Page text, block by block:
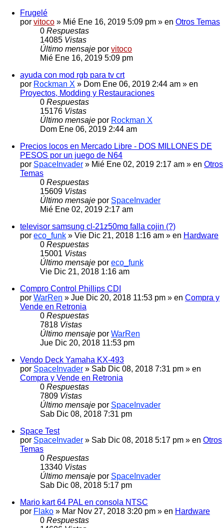
Frugelé
por vitoco » Mié Ene 16, 2019 5:09 pm » en Otros Temas
0 Respuestas
14085 Vistas
Último mensaje por vitoco
Mié Ene 16, 2019 5:09 pm
ayuda con mod rgb para tv crt
por Rockman X » Dom Ene 06, 2019 2:44 am » en
Proyectos, Modding y Restauraciones
0 Respuestas
15176 Vistas
Último mensaje por Rockman X
Dom Ene 06, 2019 2:44 am
Precios locos en Mercado Libre - DOS MILLONES DE
PESOS por un juego de N64
por SpaceInvader » Mié Ene 02, 2019 2:17 am » en Otros
Temas
0 Respuestas
15609 Vistas
Último mensaje por SpaceInvader
Mié Ene 02, 2019 2:17 am
televisor samsung cl-21z50mq falla cojin (?)
por eco_funk » Vie Dic 21, 2018 1:16 am » en Hardware
0 Respuestas
15001 Vistas
Último mensaje por eco_funk
Vie Dic 21, 2018 1:16 am
Compro Control Phillips CDI
por WarRen » Jue Dic 20, 2018 11:53 pm » en Compra y
Vende en Retronia
0 Respuestas
7818 Vistas
Último mensaje por WarRen
Jue Dic 20, 2018 11:53 pm
Vendo Deck Yamaha KX-493
por SpaceInvader » Sab Dic 08, 2018 7:31 pm » en
Compra y Vende en Retronia
0 Respuestas
7809 Vistas
Último mensaje por SpaceInvader
Sab Dic 08, 2018 7:31 pm
Space Test
por SpaceInvader » Sab Dic 08, 2018 5:17 pm » en Otros
Temas
0 Respuestas
13340 Vistas
Último mensaje por SpaceInvader
Sab Dic 08, 2018 5:17 pm
Mario kart 64 PAL en consola NTSC
por Flako » Mar Nov 27, 2018 3:20 pm » en Hardware
0 Respuestas